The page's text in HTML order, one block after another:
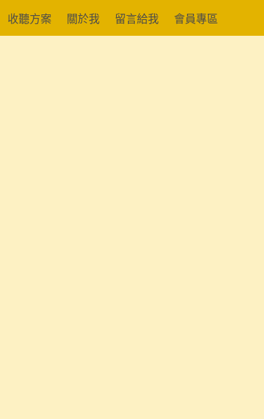
收聽方案 關於我 留言給我 會員專區